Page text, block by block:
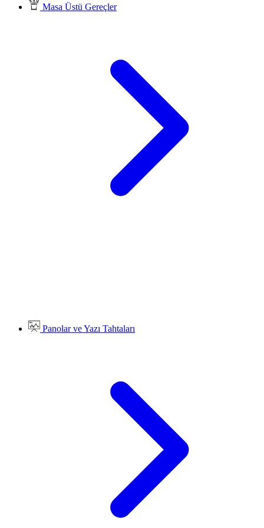
Masa Üstü Gereçler
Panolar ve Yazı Tahtaları